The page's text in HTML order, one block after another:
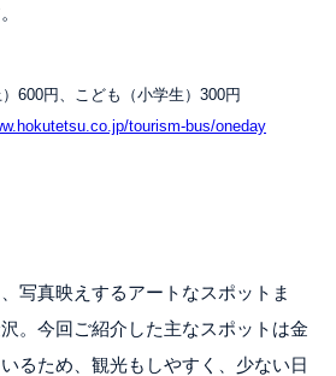
600円、こども（小学生）300円
tourism-bus/oneday
写真映えするアートなスポットま
。今回ご紹介した主なスポットは金
るため、観光もしやすく、少ない日